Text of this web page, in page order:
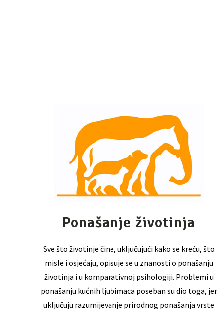
Ponašanje životinja
Sve što životinje čine, uključujući kako se kreću, što
misle i osjećaju, opisuje se u znanosti o ponašanju
životinja i u komparativnoj psihologiji. Problemi u
ponašanju kućnih ljubimaca poseban su dio toga, jer
uključuju razumijevanje prirodnog ponašanja vrste